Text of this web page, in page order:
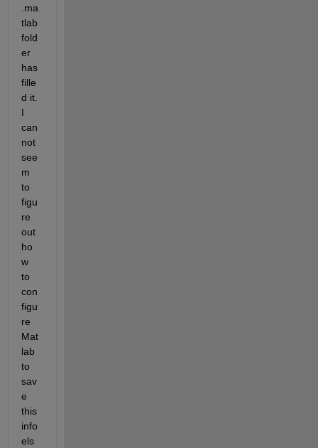
.ma
tlab
fold
er
has
fille
d it.
I
can
not
see
m
to
figu
re
out
ho
w
to
con
figu
re
Mat
lab
to
sav
e
this
info
els